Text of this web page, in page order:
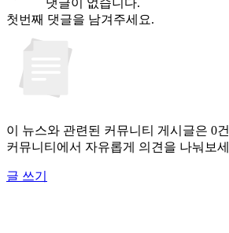
댓글이 없습니다.
첫번째 댓글을 남겨주세요.
이 뉴스와 관련된 커뮤니티 게시글은 0
커뮤니티에서 자유롭게 의견을 나눠보
글 쓰기